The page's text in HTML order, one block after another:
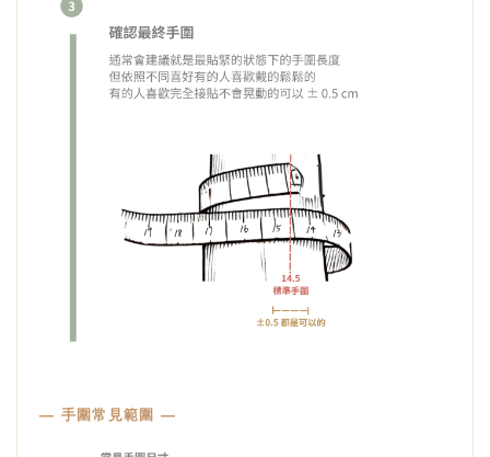
— 手圍常見範圍 —